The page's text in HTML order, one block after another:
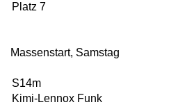
Platz 7
Massenstart, Samstag
S14m
Kimi-Lennox Funk